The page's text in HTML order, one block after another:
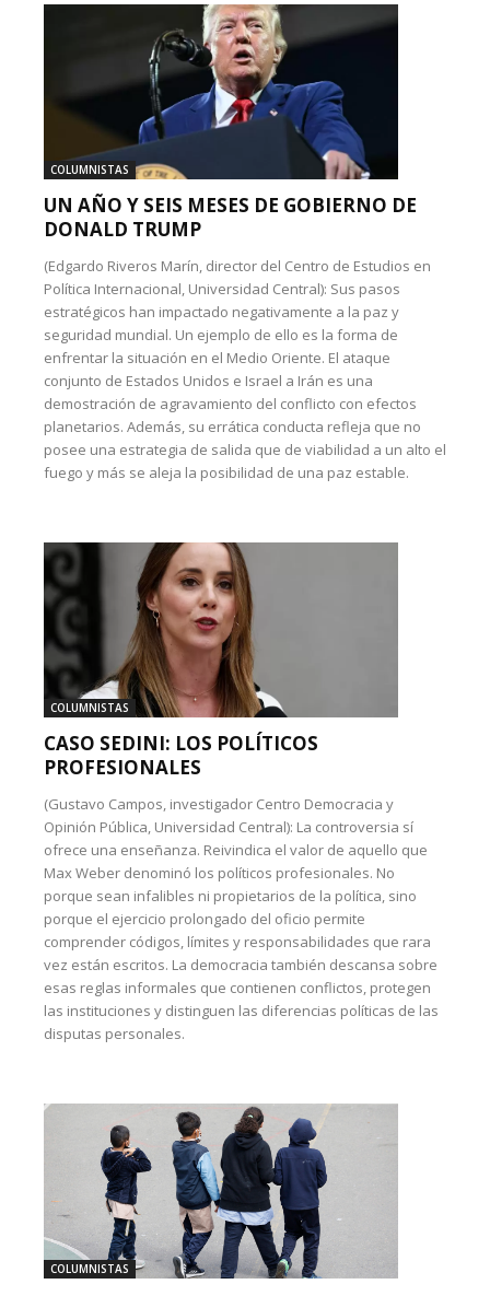
COLUMNISTAS
UN AÑO Y SEIS MESES DE GOBIERNO DE
DONALD TRUMP
(Edgardo Riveros Marín, director del Centro de Estudios en
Política Internacional, Universidad Central): Sus pasos
estratégicos han impactado negativamente a la paz y
seguridad mundial. Un ejemplo de ello es la forma de
enfrentar la situación en el Medio Oriente. El ataque
conjunto de Estados Unidos e Israel a Irán es una
demostración de agravamiento del conflicto con efectos
planetarios. Además, su errática conducta refleja que no
posee una estrategia de salida que de viabilidad a un alto el
fuego y más se aleja la posibilidad de una paz estable.
COLUMNISTAS
CASO SEDINI: LOS POLÍTICOS
PROFESIONALES
(Gustavo Campos, investigador Centro Democracia y
Opinión Pública, Universidad Central): La controversia sí
ofrece una enseñanza. Reivindica el valor de aquello que
Max Weber denominó los políticos profesionales. No
porque sean infalibles ni propietarios de la política, sino
porque el ejercicio prolongado del oficio permite
comprender códigos, límites y responsabilidades que rara
vez están escritos. La democracia también descansa sobre
esas reglas informales que contienen conflictos, protegen
las instituciones y distinguen las diferencias políticas de las
disputas personales.
COLUMNISTAS